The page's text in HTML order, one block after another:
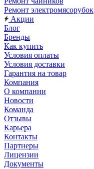
Ремонт электромясорубок
Акции
Блог
Бренды
Как купить
Условия оплаты
Условия доставки
Гарантия на товар
Компания
О компании
Новости
Команда
Отзывы
Карьера
Контакты
Партнеры
Лицензии
Документы